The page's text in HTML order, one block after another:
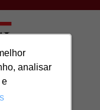
analisar
e
analisar
e
LTDA | CNPJ:
04970/1